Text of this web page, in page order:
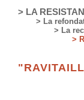
> LA
> La
> La
>